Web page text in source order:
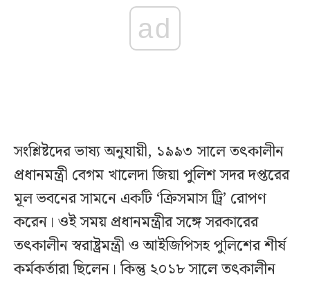
ad
সংশ্লিষ্টদের ভাষ্য অনুযায়ী, ১৯৯৩ সালে তৎকালীন
প্রধানমন্ত্রী বেগম খালেদা জিয়া পুলিশ সদর দপ্তরের
মূল ভবনের সামনে একটি ‘ক্রিসমাস ট্রি’ রোপণ
করেন। ওই সময় প্রধানমন্ত্রীর সঙ্গে সরকারের
তৎকালীন স্বরাষ্ট্রমন্ত্রী ও আইজিপিসহ পুলিশের শীর্ষ
কর্মকর্তারা ছিলেন। কিন্তু ২০১৮ সালে তৎকালীন